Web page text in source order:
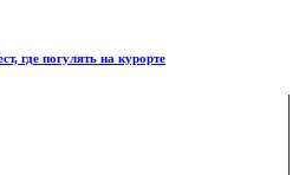
где погулять на курорте